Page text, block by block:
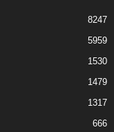
8247
5959
1530
1479
1317
666